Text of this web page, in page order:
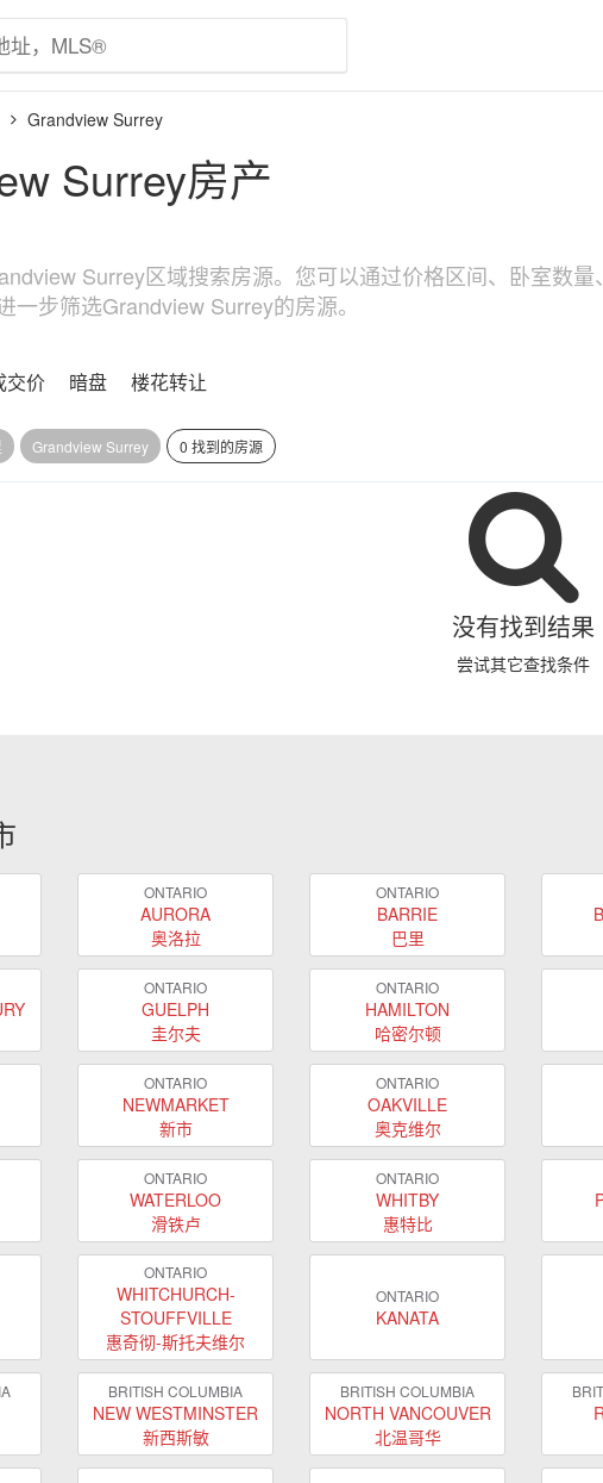
Grandview Surrey
Surrey房产
Surrey区域搜索房源。您可以通过价格区间、卧室数
一步筛选Grandview Surrey的房源。
交价 暗盘 楼花转让
Grandview Surrey 0 找到的房源
没有找到结果
尝试其它查找条件
ONTARIO
AURORA
奥洛拉
ONTARIO
BARRIE
巴里
ONTARIO
GUELPH
圭尔夫
ONTARIO
HAMILTON
哈密尔顿
ONTARIO
NEWMARKET
新市
ONTARIO
OAKVILLE
奥克维尔
ONTARIO
WATERLOO
滑铁卢
ONTARIO
WHITBY
惠特比
ONTARIO
WHITCHURCH-
STOUFFVILLE
惠奇彻-斯托夫维尔
ONTARIO
KANATA
BRITISH COLUMBIA
NEW WESTMINSTER
新西斯敏
BRITISH COLUMBIA
NORTH VANCOUVER
北温哥华